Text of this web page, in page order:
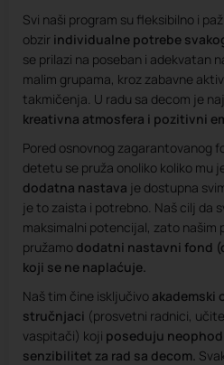
Svi naši program su fleksibilno i
obzir individualne potrebe
se prilazi na poseban i adekvatan
malim grupama, kroz zabavne
takmičenja. U radu sa decom je
kreativna atmosfera i pozitivni
Pored osnovnog zagarantovanog
detetu se pruža onoliko koliko mu
dodatna nastava je dostupna
je to zaista i potrebno. Naš cilj da
maksimalni potencijal, zato našim
pružamo dodatni nastavni fond
koji se ne naplaćuje.
Naš tim čine isključivo akademski
stručnjaci (prosvetni radnici,
vaspitači) koji poseduju
senzibilitet za rad sa decom.